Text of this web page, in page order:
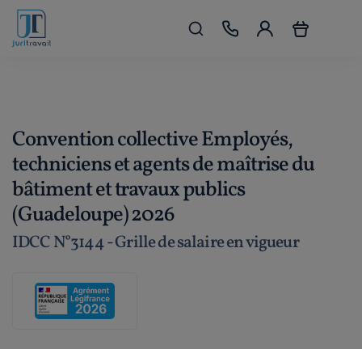
Convention collective Employés,
techniciens et agents de maîtrise du
bâtiment et travaux publics
(Guadeloupe) 2026
IDCC N°3144 - Grille de salaire en vigueur